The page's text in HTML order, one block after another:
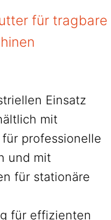
für tragbare
Einsatz
mit
professionelle
und mit
für stationäre
für effizienten